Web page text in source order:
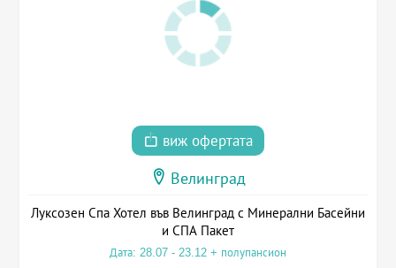
виж офертата
Велинград
Луксозен Спа Хотел във Велинград с Минерални Басейни
и СПА Пакет
Дата: 28.07 - 23.12 + полупансион